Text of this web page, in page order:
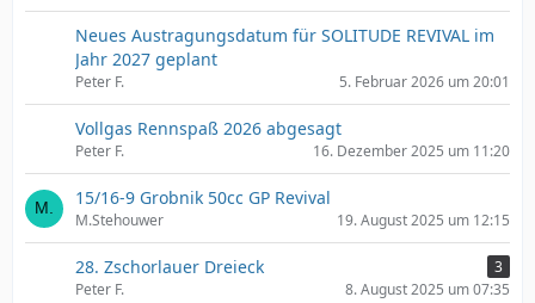
Neues Austragungsdatum für SOLITUDE REVIVAL im
Jahr 2027 geplant
Peter F. 5. Februar 2026 um 20:01
Vollgas Rennspaß 2026 abgesagt
Peter F. 16. Dezember 2025 um 11:20
15/16-9 Grobnik 50cc GP Revival
M.Stehouwer 19. August 2025 um 12:15
28. Zschorlauer Dreieck
3
Peter F.
8. August 2025 um 07:35